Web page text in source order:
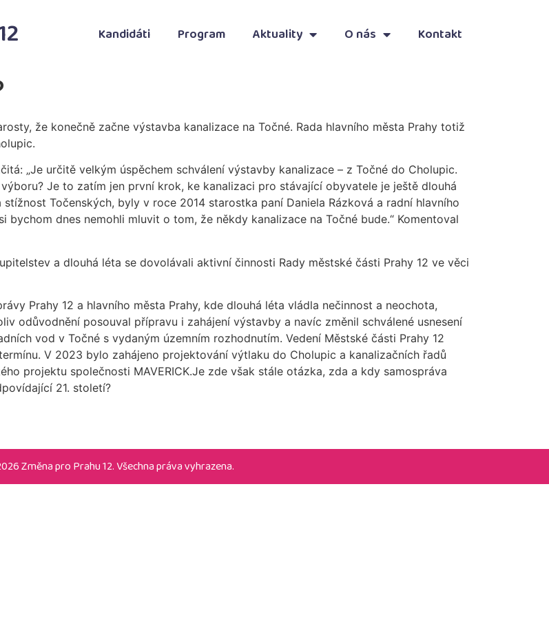
Kandidáti Program Aktuality O nás Kontakt
že konečně začne výstavba kanalizace na Točné. Rada hlavního města Prahy totiž
„Je určitě velkým úspěchem schválení výstavby kanalizace – z Točné do Cholupic.
Je to zatím jen první krok, ke kanalizaci pro stávající obyvatele je ještě dlouhá
Točenských, byly v roce 2014 starostka paní Daniela Rázková a radní hlavního
bychom dnes nemohli mluvit o tom, že někdy kanalizace na Točné bude.“ Komentoval
a dlouhá léta se dovolávali aktivní činnosti Rady městské části Prahy 12 ve věci
Prahy 12 a hlavního města Prahy, kde dlouhá léta vládla nečinnost a neochota,
odůvodnění posouval přípravu i zahájení výstavby a navíc změnil schválené usnesení
vod v Točné s vydaným územním rozhodnutím. Vedení Městské části Prahy 12
V 2023 bylo zahájeno projektování výtlaku do Cholupic a kanalizačních řadů
projektu společnosti MAVERICK.Je zde však stále otázka, zda a kdy samospráva
21. století?
Změna pro Prahu 12. Všechna práva vyhrazena.